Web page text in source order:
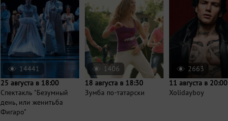
14441
25 августа в 18:00
Спектакль "Безумный
день, или женитьба
Фигаро"
1406
18 августа в 18:30
Зумба по-татарски
2663
11 августа в 20:00
Xolidayboy